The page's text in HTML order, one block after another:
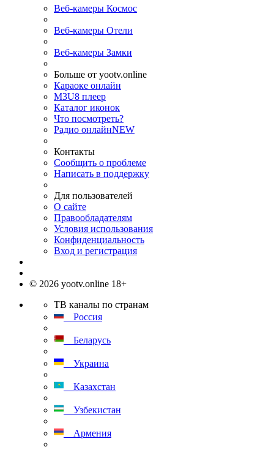
Веб-камеры Космос
Веб-камеры Отели
Веб-камеры Замки
Больше от yootv.online
Караоке онлайн
M3U8 плеер
Каталог иконок
Что посмотреть?
Радио онлайнNEW
Контакты
Сообщить о проблеме
Написать в поддержку
Для пользователей
О сайте
Правообладателям
Условия использования
Конфиденциальность
Вход и регистрация
© 2026 yootv.online 18+
ТВ каналы по странам
Россия
Беларусь
Украина
Казахстан
Узбекистан
Армения